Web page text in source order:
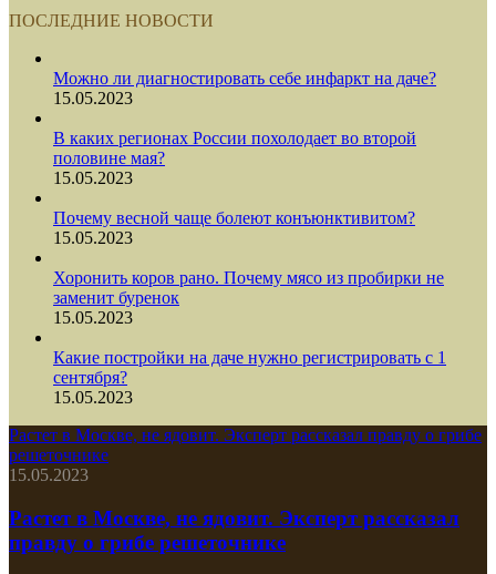
ПОСЛЕДНИЕ НОВОСТИ
Можно ли диагностировать себе инфаркт на даче?
15.05.2023
В каких регионах России похолодает во второй
половине мая?
15.05.2023
Почему весной чаще болеют конъюнктивитом?
15.05.2023
Хоронить коров рано. Почему мясо из пробирки не
заменит буренок
15.05.2023
Какие постройки на даче нужно регистрировать с 1
сентября?
15.05.2023
Растет в Москве, не ядовит. Эксперт рассказал правду о грибе
решеточнике
15.05.2023
Растет в Москве, не ядовит. Эксперт рассказал
правду о грибе решеточнике